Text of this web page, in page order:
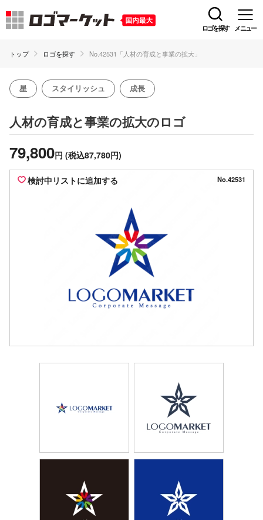
ロゴを探す メニュー
トップ ロゴを探す No.42531「人材の育成と事業の拡大」
星 スタイリッシュ 成長
人材の育成と事業の拡大のロゴ
79,800円 (税込87,780円)
検討中リストに追加する No.42531